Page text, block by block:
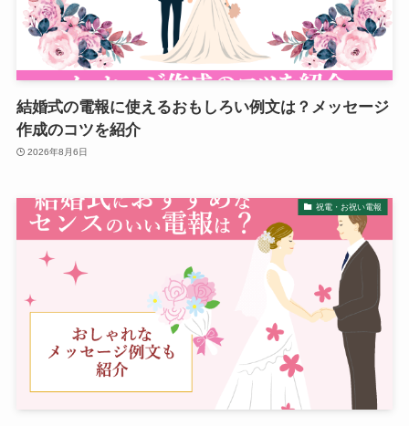
越前和紙
西陣織物
和柄・和風
グレース･ベア
カタログギフト
観葉植物
結婚式の電報に使えるおもしろい例文は？メッセージ
作成のコツを紹介
2026年8月6日
祝電・お祝い電報